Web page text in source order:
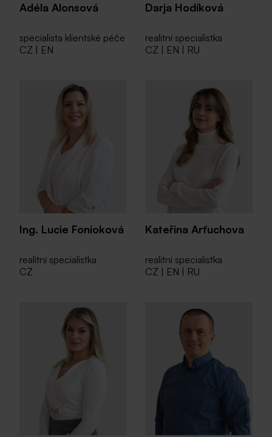
Adéla Alonsová
specialista klientské péče
CZ | EN
Darja Hodíková
realitní specialistka
CZ | EN | RU
Ing. Lucie Fonioková
realitní specialistka
CZ
Kateřina Arťuchova
realitní specialistka
CZ | EN | RU